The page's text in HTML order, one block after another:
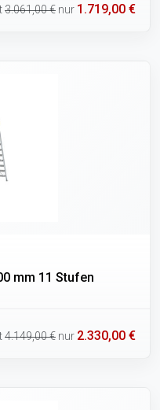
3.061,00 € nur 1.719,00 €
mm 11 Stufen
4.149,00 € nur 2.330,00 €